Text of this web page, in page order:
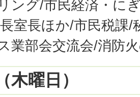
ング/市民経済・に
室長ほか/市民税課/
業部会交流会/消防
木曜日）